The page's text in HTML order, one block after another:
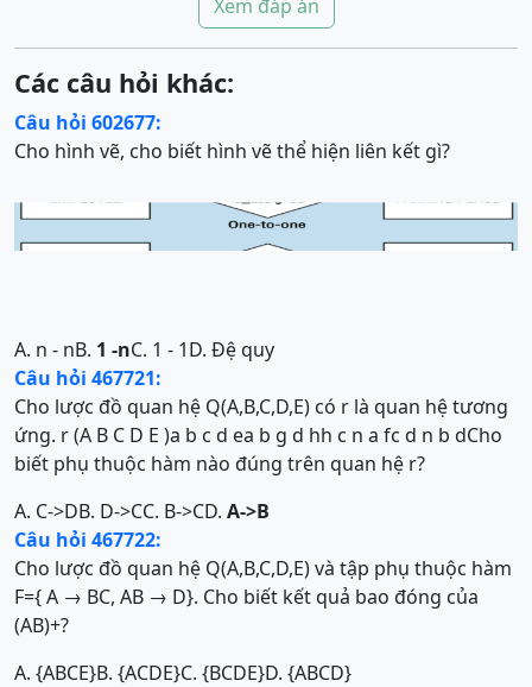
Xem đáp án
Các câu hỏi khác:
Câu hỏi 602677:
Cho hình vẽ, cho biết hình vẽ thể hiện liên kết gì?
A. n - nB. 1 -nC. 1 - 1D. Đệ quy
Câu hỏi 467721:
Cho lược đồ quan hệ Q(A,B,C,D,E) có r là quan hệ tương
ứng. r (A B C D E )a b c d ea b g d hh c n a fc d n b dCho
biết phụ thuộc hàm nào đúng trên quan hệ r?
A. C->DB. D->CC. B->CD. A->B
Câu hỏi 467722:
Cho lược đồ quan hệ Q(A,B,C,D,E) và tập phụ thuộc hàm
F={ A → BC, AB → D}. Cho biết kết quả bao đóng của
(AB)+?
A. {ABCE}B. {ACDE}C. {BCDE}D. {ABCD}